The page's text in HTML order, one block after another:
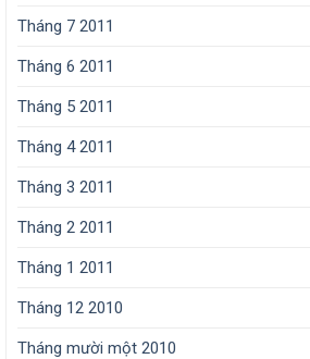
Tháng 7 2011
Tháng 6 2011
Tháng 5 2011
Tháng 4 2011
Tháng 3 2011
Tháng 2 2011
Tháng 1 2011
Tháng 12 2010
Tháng mười một 2010